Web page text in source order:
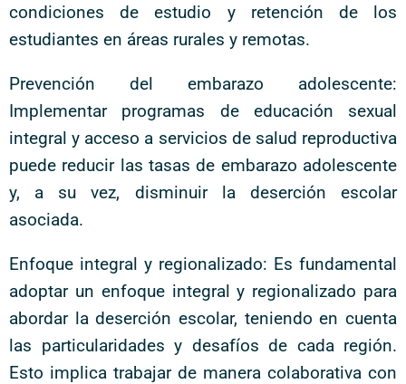
condiciones de estudio y retención de los
estudiantes en áreas rurales y remotas.
Prevención del embarazo adolescente:
Implementar programas de educación sexual
integral y acceso a servicios de salud reproductiva
puede reducir las tasas de embarazo adolescente
y, a su vez, disminuir la deserción escolar
asociada.
Enfoque integral y regionalizado: Es fundamental
adoptar un enfoque integral y regionalizado para
abordar la deserción escolar, teniendo en cuenta
las particularidades y desafíos de cada región.
Esto implica trabajar de manera colaborativa con